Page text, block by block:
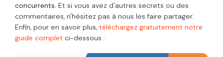
concurrents. Et si vous avez d'autres secrets ou des
commentaires, n'hésitez pas à nous les faire partager.
Enfin, pour en savoir plus, téléchargez gratuitement notre
guide complet ci-dessous :